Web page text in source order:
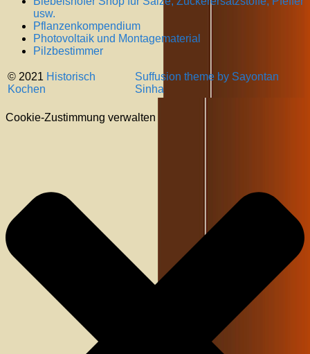
usw.
Pflanzenkompendium
Photovoltaik und Montagematerial
Pilzbestimmer
© 2021 Historisch
Kochen
Suffusion theme by Sayontan
Sinha
Cookie-Zustimmung verwalten